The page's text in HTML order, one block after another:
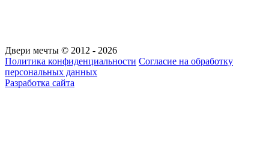
Двери мечты © 2012 - 2026
Политика конфиденциальности Согласие на обработку
персональных данных
Разработка сайта